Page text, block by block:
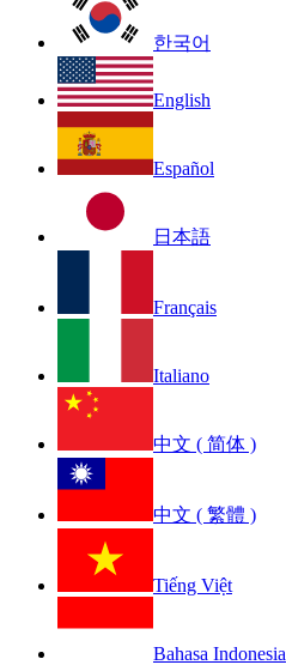
한국어
English
Español
日本語
Français
Italiano
中文 ( 简体 )
中文 ( 繁體 )
Tiếng Việt
Bahasa Indonesia